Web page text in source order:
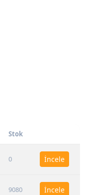
Stok
0 İncele
9080 İncele